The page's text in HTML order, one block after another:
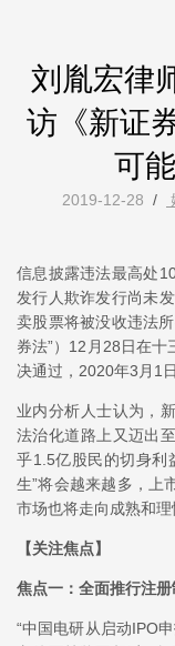
刘胤宏律
访《新证
可
2019-12-28 /
信息披露违法最高处
发行人欺诈发行尚未
卖股票将被没收违法
券法”）12月28日在
决通过，2020年3月1日
业内分析人士认为，
法治化道路上又迈出
乎1.5亿股民的切身利
生”将会越来越多，上
市场也将走向成熟和理
【关注焦点】
焦点一：全面推行注
“中国电研从启动IPO